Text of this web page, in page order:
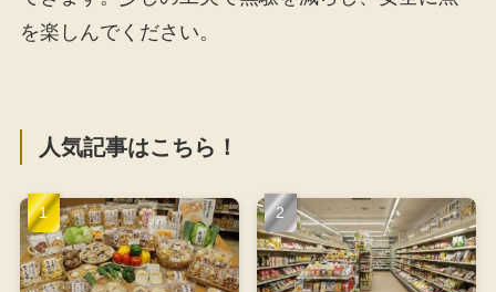
を楽しんでください。
人気記事はこちら！